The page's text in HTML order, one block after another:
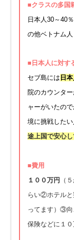
■クラスの多国
日本人30～40
の他ベトナム
■日本人に対す
セブ島には 日
院のカウンタ
ャーがいたの
境に挑戦した
途上国で安心
■費用
１００万円
（
らい②ホテルと
ってます）③
保険などに１